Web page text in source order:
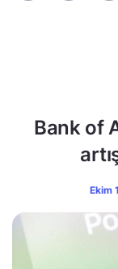
Bank of
Ekim